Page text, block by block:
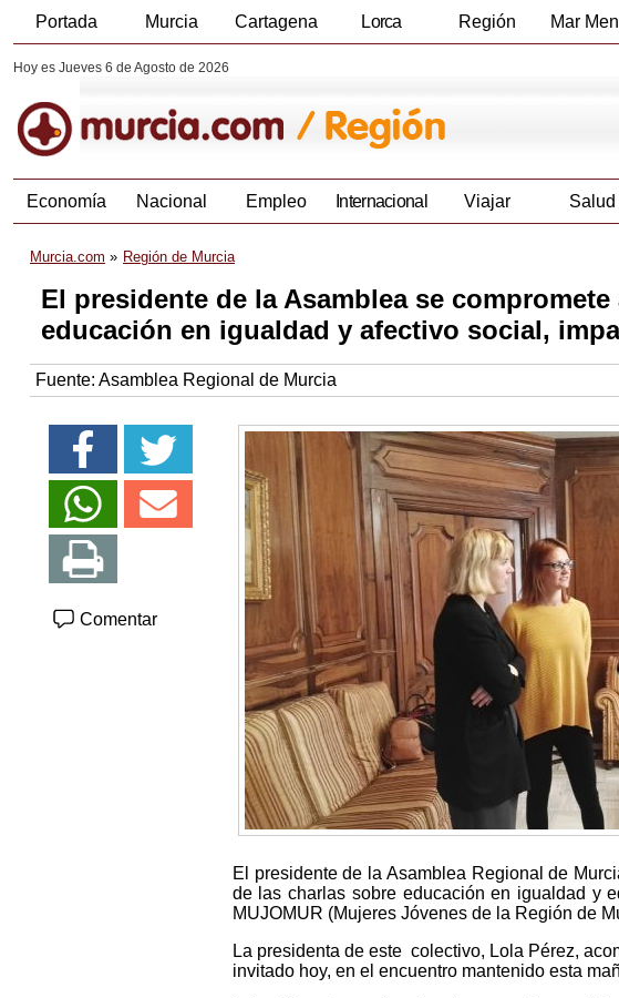
Portada Murcia Cartagena Lorca Región Mar
Hoy es Jueves 6 de Agosto de 2026
Economía Nacional Empleo Internacional Viajar Salud
Murcia.com Región de Murcia
El presidente de la Asamblea se
educación en igualdad y afectivo social,
Fuente: Asamblea Regional de Murcia
Comentar
El presidente de la Asamblea Regional de
de las charlas sobre educación en igualdad y
MUJOMUR (Mujeres Jóvenes de la Región de
La presidenta de este colectivo, Lola Pérez,
invitado hoy, en el encuentro mantenido esta